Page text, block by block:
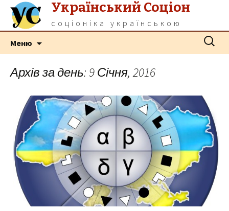
Український Соціон
соціоніка українською
Меню
Пошук:
Архів за день: 9 Січня, 2016